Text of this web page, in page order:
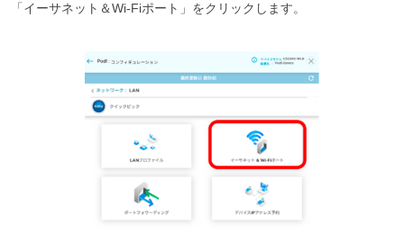
「イーサネット＆Wi-Fiポート」をクリックします。